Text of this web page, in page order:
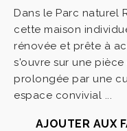
Dans le Parc naturel
cette maison
rénovée et prête à
s'ouvre sur une
prolongée par une
espace convivial ...
AJOUTER AUX